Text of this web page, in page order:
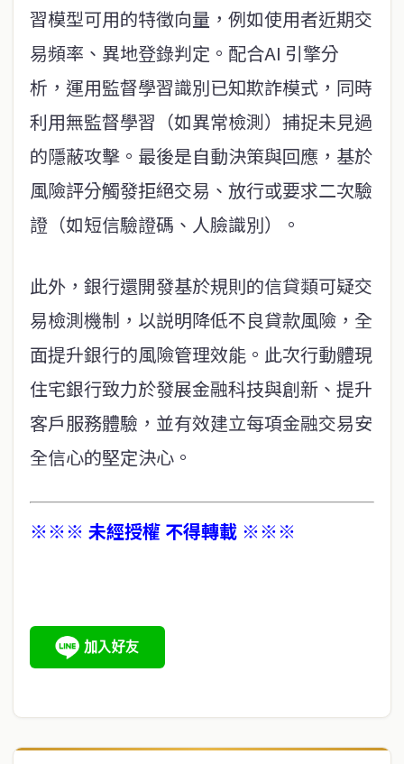
習模型可用的特徵向量，例如使用者近期交
易頻率、異地登錄判定。配合AI 引擎分
析，運用監督學習識別已知欺詐模式，同時
利用無監督學習（如異常檢測）捕捉未見過
的隱蔽攻擊。最後是自動決策與回應，基於
風險評分觸發拒絕交易、放行或要求二次驗
證（如短信驗證碼、人臉識別）。
此外，銀行還開發基於規則的信貸類可疑交
易檢測機制，以説明降低不良貸款風險，全
面提升銀行的風險管理效能。此次行動體現
住宅銀行致力於發展金融科技與創新、提升
客戶服務體驗，並有效建立每項金融交易安
全信心的堅定決心。
※※※ 未經授權 不得轉載 ※※※